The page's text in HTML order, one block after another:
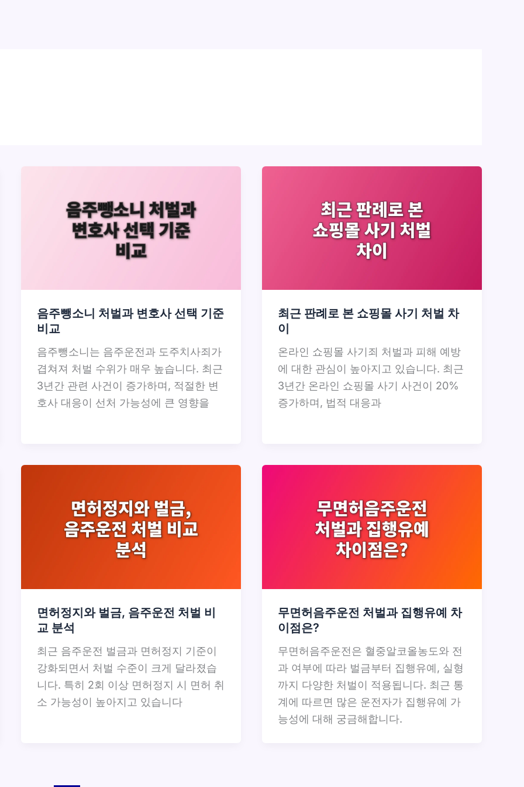
음주뺑소니 처벌과 변호사 선택 기준
비교
음주뺑소니는 음주운전과 도주치사죄가
겹쳐져 처벌 수위가 매우 높습니다. 최근
3년간 관련 사건이 증가하며, 적절한 변
호사 대응이 선처 가능성에 큰 영향을
최근 판례로 본 쇼핑몰 사기 처벌 차
이
온라인 쇼핑몰 사기죄 처벌과 피해 예방
에 대한 관심이 높아지고 있습니다. 최근
3년간 온라인 쇼핑몰 사기 사건이 20%
증가하며, 법적 대응과
면허정지와 벌금, 음주운전 처벌 비
교 분석
최근 음주운전 벌금과 면허정지 기준이
강화되면서 처벌 수준이 크게 달라졌습
니다. 특히 2회 이상 면허정지 시 면허 취
소 가능성이 높아지고 있습니다
무면허음주운전 처벌과 집행유예 차
이점은?
무면허음주운전은 혈중알코올농도와 전
과 여부에 따라 벌금부터 집행유예, 실형
까지 다양한 처벌이 적용됩니다. 최근 통
계에 따르면 많은 운전자가 집행유예 가
능성에 대해 궁금해합니다.